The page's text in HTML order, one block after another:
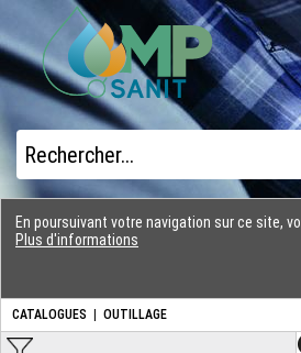
CATALOGUES OUTILLAGE
En poursuivant votre navigation sur ce site,
Plus d'informations